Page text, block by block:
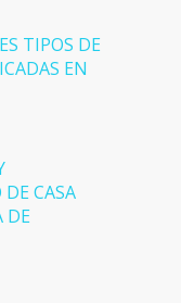
TIPOS DE
EN
CASA
DE